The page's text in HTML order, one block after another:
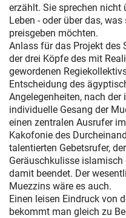
erzählt. Sie sprechen nicht
Leben - oder über das,
preisgeben möchten.
Anlass für das Projekt des
der drei Köpfe des mit
gewordenen
Entscheidung des
Angelegenheiten, nach
individuelle Gesang der
einen zentralen Ausrufer
Kakofonie des
talentierten Gebetsrufer,
Geräuschkulisse
damit beendet. Der
Muezzins wäre es auch.
Einen leisen Eindruck von
bekommt man gleich zu